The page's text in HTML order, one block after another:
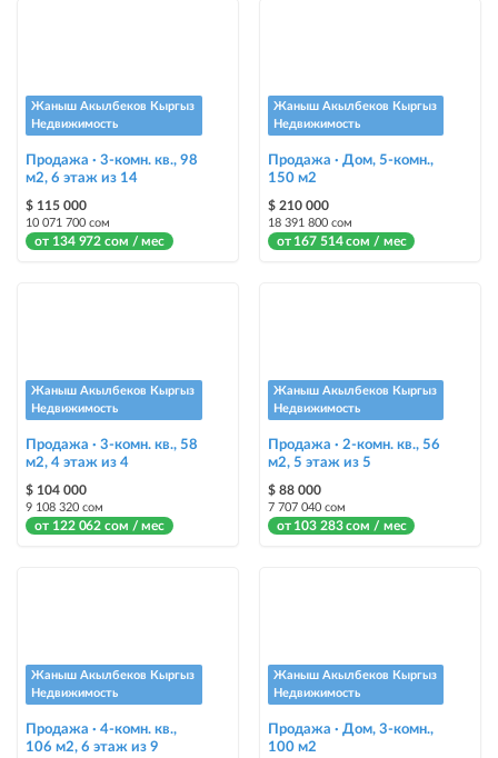
размещение объявления на Instagram аккаунте @house_kg и на
Telegram канале + платное продвижение на Instagram
Выделить цветом
выделение объявления цветом среди других объявлений
«Срочно»
Стикеры
Яркие стикеры с опциями, выделят ваш объект среди остальных и
помогут продать быстрее
Жаныш Акылбеков Кыргыз
Недвижимость
Продажа · 3-комн. кв., 98
м2, 6 этаж из 14
$ 115 000
10 071 700 сом
от 134 972 сом / мес
Жаныш Акылбеков Кыргыз
Недвижимость
Продажа · Дом, 5-комн.,
150 м2
$ 210 000
18 391 800 сом
от 167 514 сом / мес
Жаныш Акылбеков Кыргыз
Недвижимость
Продажа · 3-комн. кв., 58
м2, 4 этаж из 4
$ 104 000
9 108 320 сом
от 122 062 сом / мес
Жаныш Акылбеков Кыргыз
Недвижимость
Продажа · 2-комн. кв., 56
м2, 5 этаж из 5
$ 88 000
7 707 040 сом
от 103 283 сом / мес
Жаныш Акылбеков Кыргыз
Недвижимость
Продажа · 4-комн. кв.,
106 м2, 6 этаж из 9
Жаныш Акылбеков Кыргыз
Недвижимость
Продажа · Дом, 3-комн.,
100 м2